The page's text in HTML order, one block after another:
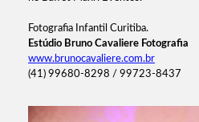
Fotografia Infantil Curitiba.
Estúdio Bruno Cavaliere Fotografia
www.brunocavaliere.com.br
(41) 99680-8298 / 99723-8437